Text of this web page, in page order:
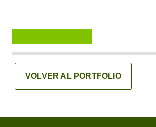
VOLVER AL PORTFOLIO